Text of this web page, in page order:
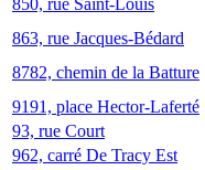
850, rue Saint-Louis
863, rue Jacques-Bédard
8782, chemin de la Batture
9191, place Hector-Laferté
93, rue Court
962, carré De Tracy Est